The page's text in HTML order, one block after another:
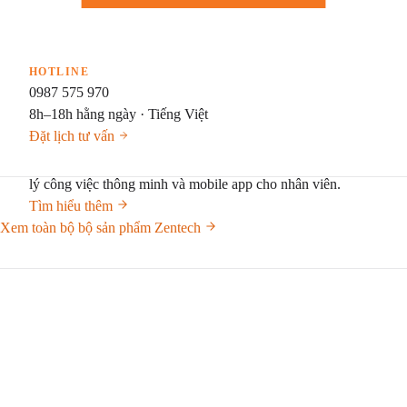
Quản lý tín dụng vi mô: cho vay, thẩm định, giải ngân, thu
ZenLova· Bán hàng đóng gói
Phần mềm bán hàng cài đặt Windows — đóng gói.
SẮP RA MẮT
ZenOne 10
lý công việc thông minh và mobile app cho nhân viên.
Tìm hiểu thêm
Xem toàn bộ bộ sản phẩm Zentech
Học viên — Giáo viên — Lương theo giờ trên một hệ thống
HOTLINE
0987 575 970
8h–18h hằng ngày · Tiếng Việt
Đặt lịch tư vấn